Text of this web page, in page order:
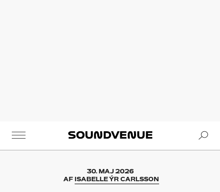
Soundvenue
30. MAJ 2026
AF ISABELLE ÝR CARLSSON